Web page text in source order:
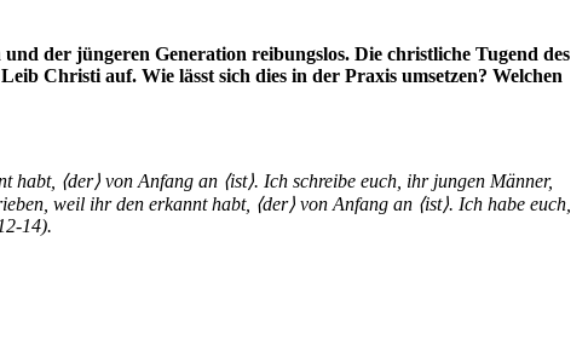
der jüngeren Generation reibungslos. Die christliche Tugend des
Christi auf. Wie lässt sich dies in der Praxis umsetzen? Welchen
habt, ⟨der⟩ von Anfang an ⟨ist⟩. Ich schreibe euch, ihr jungen Männer,
weil ihr den erkannt habt, ⟨der⟩ von Anfang an ⟨ist⟩. Ich habe euch,
14).